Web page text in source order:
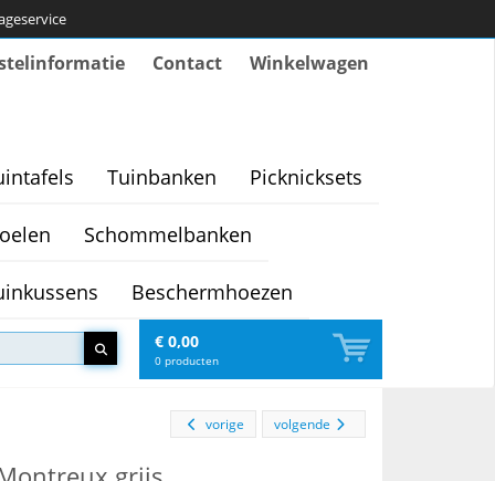
Contact Winkelwagen
Tuinbanken Picknicksets
Schommelbanken
Beschermhoezen
€ 0,00
0 producten
volgende
vorige